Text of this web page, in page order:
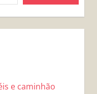
e caminhão